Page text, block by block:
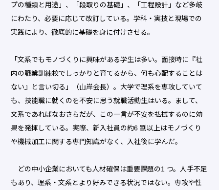
プの種類と用途」、「段取りの基礎」、「工程設計」など多岐
にわたり、必要に応じて改訂している。学科・実技と現場での
実践により、徹底的に基礎を身に付けさせる。
「文系でもモノづくりに興味がある学生は多い。面接時に『社
内の職業訓練校でしっかりと育てるから、何も心配することは
ない』と言い切る」（山岸会長）。大学で理系を専攻していて
も、技能職に就くのを不安に思う就職活動生はいる。まして、
文系であればなおさらだが、この一言が不安を払拭するのに効
果を発揮している。実際、新入社員の約6 割以上はモノづくり
や機械加工に関する専門知識がなく、入社後に学んだ。
どの中小企業においても人材確保は重要課題の1 つ。人手不足
もあり、理系・文系とより好みできる状況ではない。専攻や性